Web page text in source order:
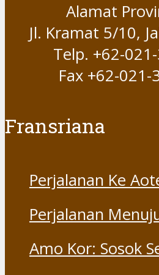
Alamat
Jl. Kramat 5/10,
Telp. +62-
Fax +62-021-
Fransriana
Perjalanan Ke
Perjalanan
Amo Kor: Sosok